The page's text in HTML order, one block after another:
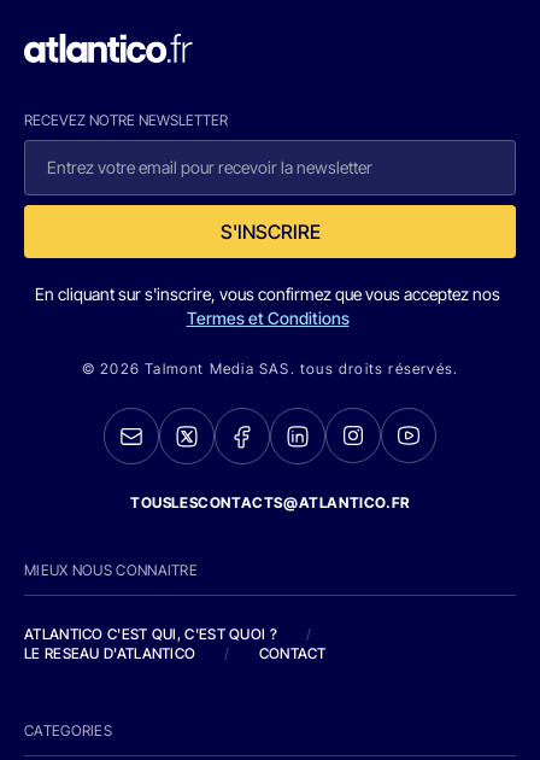
RECEVEZ NOTRE NEWSLETTER
S'INSCRIRE
En cliquant sur s'inscrire, vous confirmez que vous acceptez nos
Termes et Conditions
© 2026 Talmont Media SAS. tous droits réservés.
TOUSLESCONTACTS@ATLANTICO.FR
MIEUX NOUS CONNAITRE
ATLANTICO C'EST QUI, C'EST QUOI ?
/
LE RESEAU D'ATLANTICO
/ CONTACT
CATEGORIES